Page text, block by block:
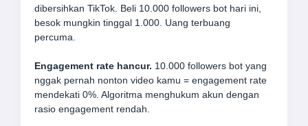
dibersihkan TikTok. Beli 10.000 followers bot hari ini,
besok mungkin tinggal 1.000. Uang terbuang
percuma.
Engagement rate hancur. 10.000 followers bot yang
nggak pernah nonton video kamu = engagement rate
mendekati 0%. Algoritma menghukum akun dengan
rasio engagement rendah.